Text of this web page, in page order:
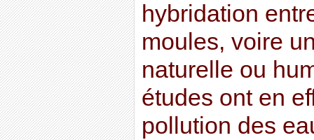
hybridation
moules, voire
naturelle ou
études ont en
pollution des